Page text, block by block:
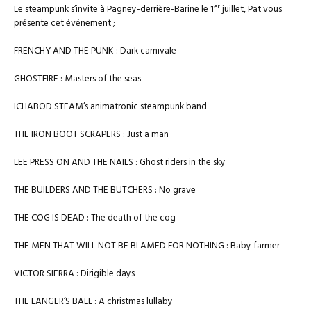
Le steampunk s’invite à Pagney-derrière-Barine le 1erjuillet, Pat vous
présente cet événement ;
FRENCHY AND THE PUNK : Dark carnivale
GHOSTFIRE : Masters of the seas
ICHABOD STEAM’s animatronic steampunk band
THE IRON BOOT SCRAPERS : Just a man
LEE PRESS ON AND THE NAILS : Ghost riders in the sky
THE BUILDERS AND THE BUTCHERS : No grave
THE COG IS DEAD : The death of the cog
THE MEN THAT WILL NOT BE BLAMED FOR NOTHING : Baby farmer
VICTOR SIERRA : Dirigible days
THE LANGER’S BALL : A christmas lullaby